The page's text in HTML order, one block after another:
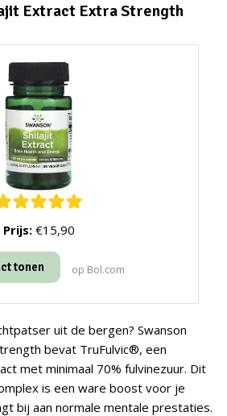
Extract Extra Strength
Prijs:€15,90
tonen op Bol.com
uit de bergen? Swanson
bevat TruFulvic®, een
met minimaal 70% fulvinezuur. Dit
is een ware boost voor je
bij aan normale mentale prestaties.